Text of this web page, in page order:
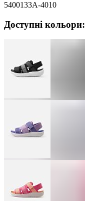
5400133A-4010
Доступні кольори: